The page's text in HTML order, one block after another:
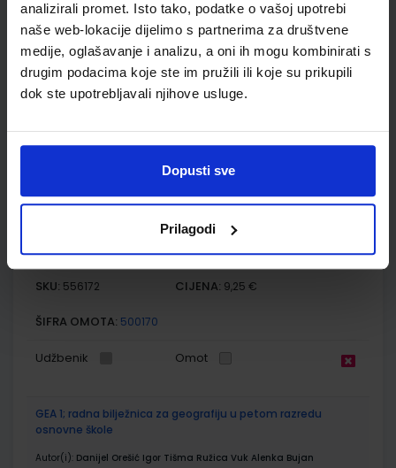
analizirali promet. Isto tako, podatke o vašoj upotrebi
naše web-lokacije dijelimo s partnerima za društvene
medije, oglašavanje i analizu, a oni ih mogu kombinirati s
drugim podacima koje ste im pružili ili koje su prikupili
dok ste upotrebljavali njihove usluge.
Dopusti sve
Prilagodi
Autor(i): Bastić Begić Bakarić Kralj Golub
Nakladnik:ALFA d.d. Registarski broj ministarstva:6138-DOM
SKU: 556163 CIJENA:
ŠIFRA OMOTA: 500160
Udžbenik Omot
sadržajima u petom razredu osnovne škole
Danijel Orešić Igor Tišma Ružica Vuk Alenka Bujan
Nakladnik:ŠKOLSKA KNJIGA d.d. Registarski broj ministarstva:6018
SKU: 556172 CIJENA: 9,25 €
ŠIFRA OMOTA: 500170
Udžbenik Omot
GEA 1; radna bilježnica za geografiju u petom razredu
osnovne škole
Autor(i): Danijel Orešić Igor Tišma Ružica Vuk Alenka Bujan